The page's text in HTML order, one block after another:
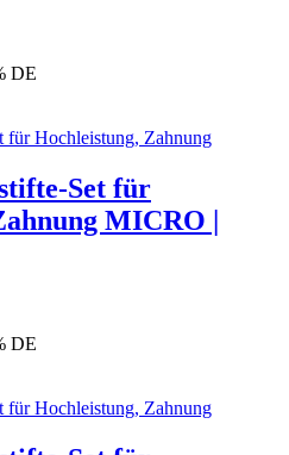
DE
Set für
MICRO |
DE